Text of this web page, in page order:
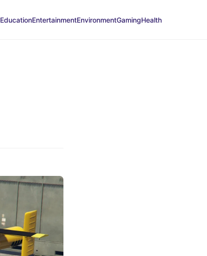
EducationEntertainmentEnvironmentGamingHealth